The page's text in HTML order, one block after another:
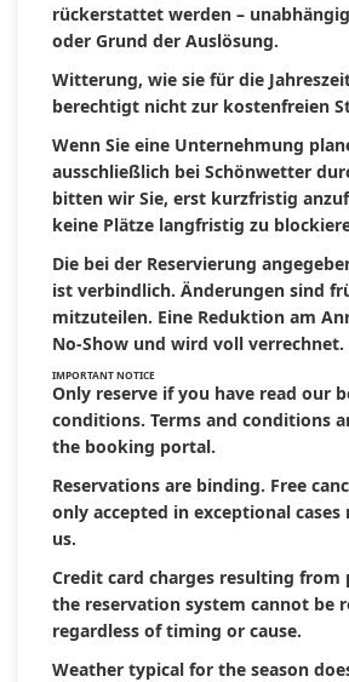
rückerstattet werden –
oder Grund der Auslösung.
Witterung, wie sie für die
berechtigt nicht zur kostenfreien
Wenn Sie eine Unternehmung
ausschließlich bei Schönwetter
bitten wir Sie, erst kurzfristig
keine Plätze langfristig zu
Die bei der Reservierung
ist verbindlich. Änderungen sind
mitzuteilen. Eine Reduktion am
No-Show und wird voll verrechnet.
IMPORTANT NOTICE
Only reserve if you have read our
conditions. Terms and conditions
the booking portal.
Reservations are binding. Free
only accepted in exceptional cases
us.
Credit card charges resulting from
the reservation system cannot be
regardless of timing or cause.
Weather typical for the season